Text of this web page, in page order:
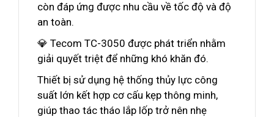
còn đáp ứng được nhu cầu về tốc độ và độ
an toàn.
💎 Tecom TC-3050 được phát triển nhằm
giải quyết triệt để những khó khăn đó.
Thiết bị sử dụng hệ thống thủy lực công
suất lớn kết hợp cơ cấu kẹp thông minh,
giúp thao tác tháo lắp lốp trở nên nhẹ